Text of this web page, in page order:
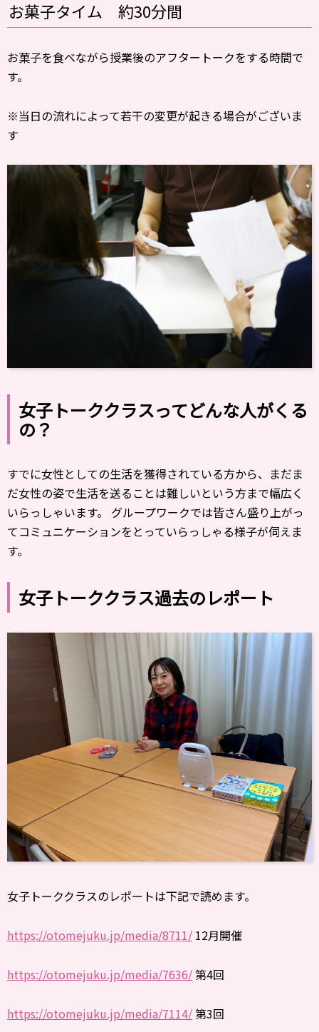
お菓子タイム 約30分間
お菓子を食べながら授業後のアフタートークをする時間で
す。
※当日の流れによって若干の変更が起きる場合がございま
す
女子トーククラスってどんな人がくる
の？
すでに女性としての生活を獲得されている方から、まだま
だ女性の姿で生活を送ることは難しいという方まで幅広く
いらっしゃいます。 グループワークでは皆さん盛り上がっ
てコミュニケーションをとっていらっしゃる様子が伺えま
す。
女子トーククラス過去のレポート
女子トーククラスのレポートは下記で読めます。
https://otomejuku.jp/media/8711/ 12月開催
https://otomejuku.jp/media/7636/第4回
https://otomejuku.jp/media/7114/第3回